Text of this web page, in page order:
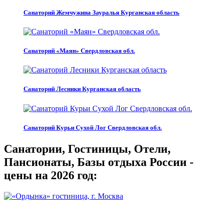
Санаторий Жемчужина Зауралья Курганская область
Санаторий «Маян» Свердловская обл.
Санаторий Лесники Курганская область
Санаторий Курьи Сухой Лог Свердловская обл.
Санатории, Гостиницы, Отели,
Пансионаты, Базы отдыха России -
цены на 2026 год: